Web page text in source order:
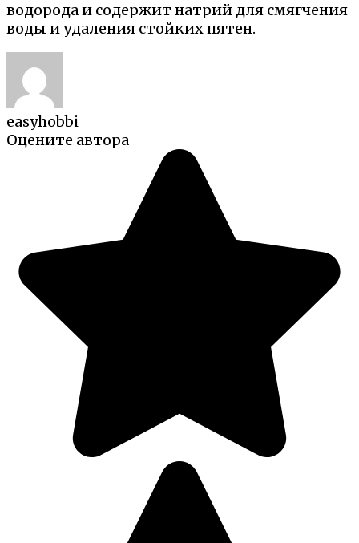
водорода и содержит натрий для смягчения
воды и удаления стойких пятен.
easyhobbi
Оцените автора